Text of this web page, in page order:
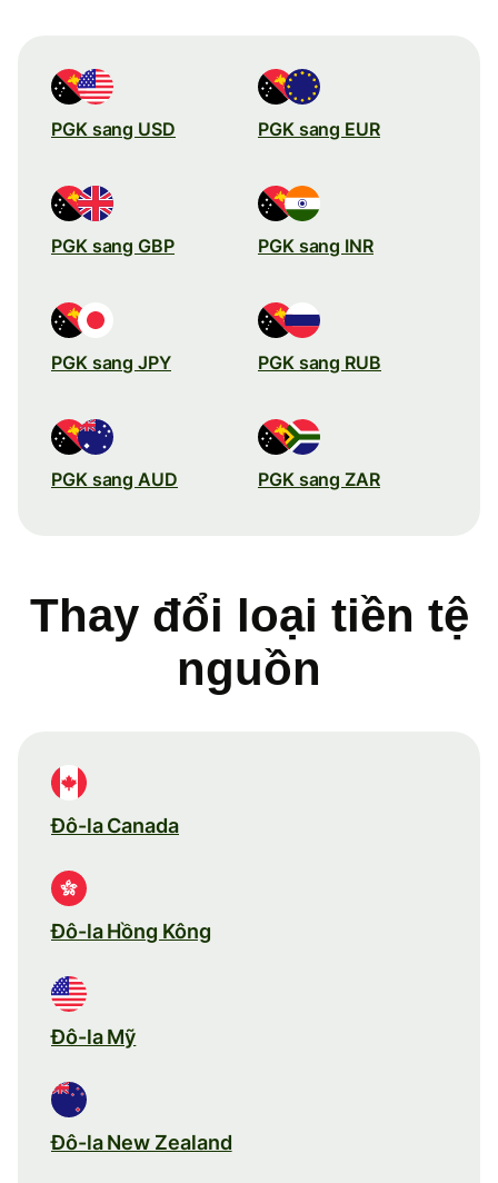
PGK sang USD PGK sang EUR
PGK sang GBP PGK sang INR
PGK sang JPY PGK sang RUB
PGK sang AUD PGK sang ZAR
Thay đổi loại tiền tệ
nguồn
Đô-la Canada
Đô-la Hồng Kông
Đô-la Mỹ
Đô-la New Zealand